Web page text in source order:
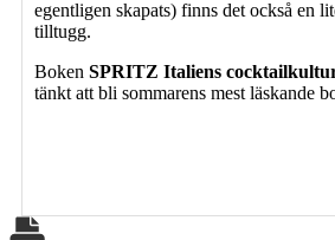
egentligen skapats) finns det också en
tilltugg.
Boken SPRITZ Italiens
tänkt att bli sommarens mest läskande